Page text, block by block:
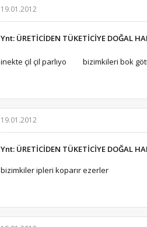
19.01.2012
Ynt: ÜRETİCİDEN TÜKETİCİYE DOĞAL
inekte çil çil parlıyo bizimkileri bok
19.01.2012
Ynt: ÜRETİCİDEN TÜKETİCİYE DOĞAL
bizimkiler ipleri koparır ezerler